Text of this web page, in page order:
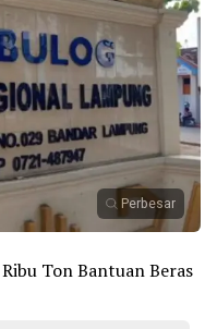
Perbesar
Ton Bantuan Beras